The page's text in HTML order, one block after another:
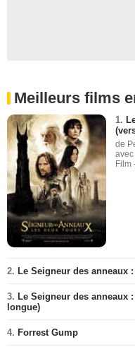
Meilleurs films
1.
de
Film
2. Le Seigneur des
3. Le Seigneur des anneaux
longue)
4. Forrest Gump